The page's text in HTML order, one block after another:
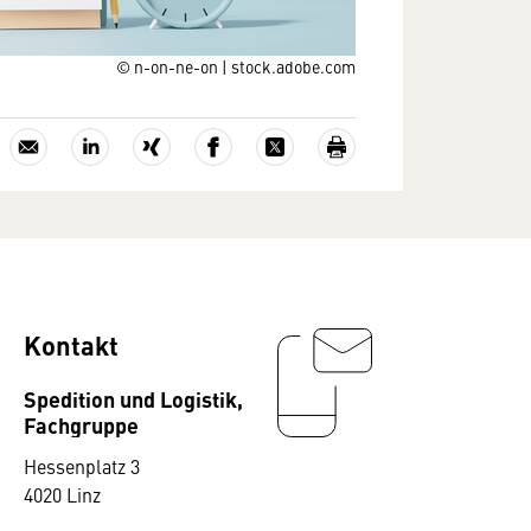
© n-on-ne-on | stock.adobe.com
Kontakt
Spedition und Logistik,
Fachgruppe
Hessenplatz 3
4020 Linz